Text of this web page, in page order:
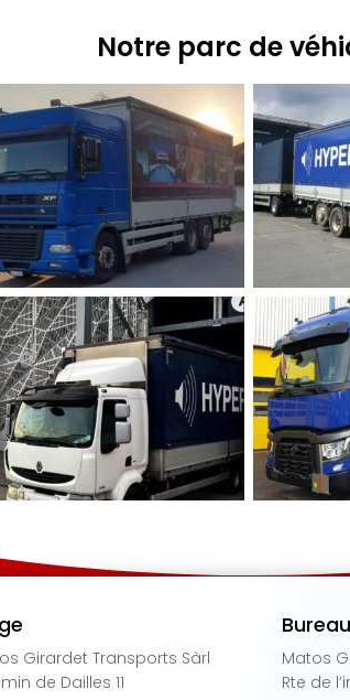
Notre parc de
Girardet Transports Sàrl
de Dailles 11
Matos
Rte de